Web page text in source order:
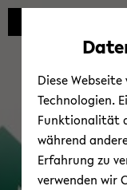
Diese
Technologien.
Funktionalität
während
Erfahrung zu
verwenden wir